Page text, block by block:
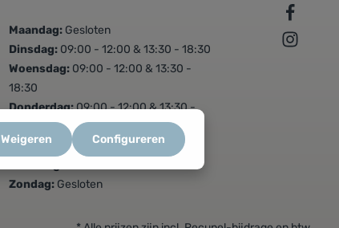
Maandag: Gesloten
Dinsdag: 09:00 - 12:00 & 13:30 - 18:30
Woensdag: 09:00 - 12:00 & 13:30 -
18:30
Donderdag:09:00 - 12:00 & 13:30 -
18:30
Vrijdag: 09:00 - 12:00 & 13:30 - 18:30
Zondag: Gesloten
Weigeren Configureren